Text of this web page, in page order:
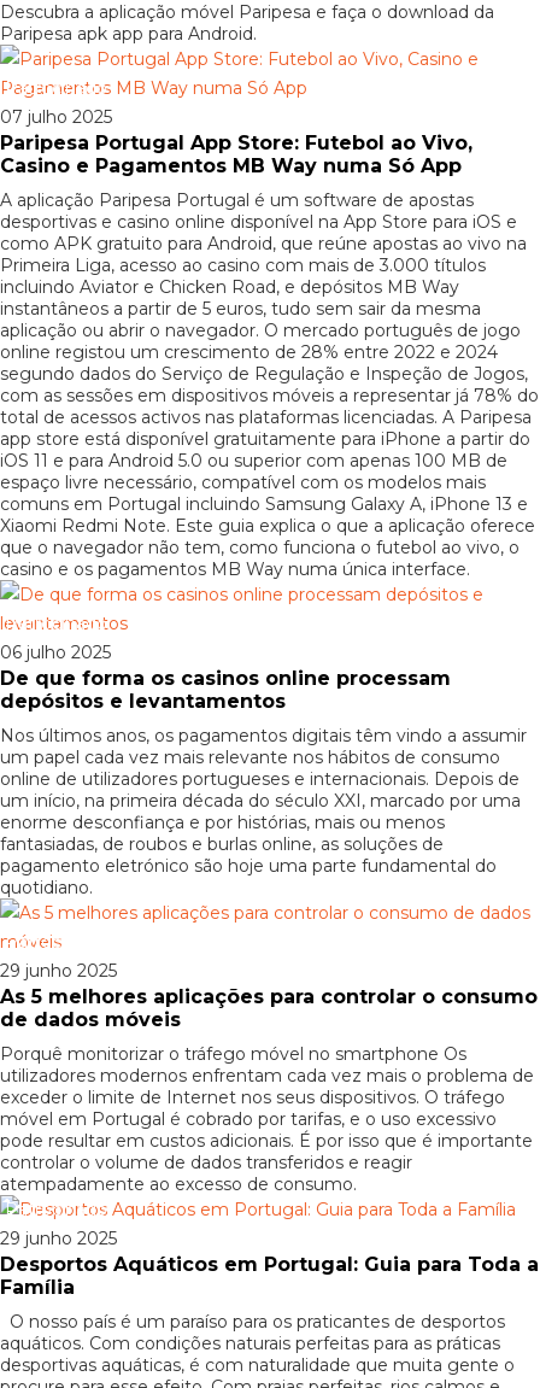
Descubra a aplicação móvel Paripesa e faça o download da
Paripesa apk app para Android.
Patrocinado
07 julho 2025
Paripesa Portugal App Store: Futebol ao Vivo,
Casino e Pagamentos MB Way numa Só App
A aplicação Paripesa Portugal é um software de apostas
desportivas e casino online disponível na App Store para iOS e
como APK gratuito para Android, que reúne apostas ao vivo na
Primeira Liga, acesso ao casino com mais de 3.000 títulos
incluindo Aviator e Chicken Road, e depósitos MB Way
instantâneos a partir de 5 euros, tudo sem sair da mesma
aplicação ou abrir o navegador. O mercado português de jogo
online registou um crescimento de 28% entre 2022 e 2024
segundo dados do Serviço de Regulação e Inspeção de Jogos,
com as sessões em dispositivos móveis a representar já 78% do
total de acessos activos nas plataformas licenciadas. A Paripesa
app store está disponível gratuitamente para iPhone a partir do
iOS 11 e para Android 5.0 ou superior com apenas 100 MB de
espaço livre necessário, compatível com os modelos mais
comuns em Portugal incluindo Samsung Galaxy A, iPhone 13 e
Xiaomi Redmi Note. Este guia explica o que a aplicação oferece
que o navegador não tem, como funciona o futebol ao vivo, o
casino e os pagamentos MB Way numa única interface.
Patrocinado
06 julho 2025
De que forma os casinos online processam
depósitos e levantamentos
Nos últimos anos, os pagamentos digitais têm vindo a assumir
um papel cada vez mais relevante nos hábitos de consumo
online de utilizadores portugueses e internacionais. Depois de
um início, na primeira década do século XXI, marcado por uma
enorme desconfiança e por histórias, mais ou menos
fantasiadas, de roubos e burlas online, as soluções de
pagamento eletrónico são hoje uma parte fundamental do
quotidiano.
Patrocinado
29 junho 2025
As 5 melhores aplicações para controlar o consumo
de dados móveis
Porquê monitorizar o tráfego móvel no smartphone Os
utilizadores modernos enfrentam cada vez mais o problema de
exceder o limite de Internet nos seus dispositivos. O tráfego
móvel em Portugal é cobrado por tarifas, e o uso excessivo
pode resultar em custos adicionais. É por isso que é importante
controlar o volume de dados transferidos e reagir
atempadamente ao excesso de consumo.
Patrocinado
29 junho 2025
Desportos Aquáticos em Portugal: Guia para Toda a
Família
O nosso país é um paraíso para os praticantes de desportos
aquáticos. Com condições naturais perfeitas para as práticas
desportivas aquáticas, é com naturalidade que muita gente o